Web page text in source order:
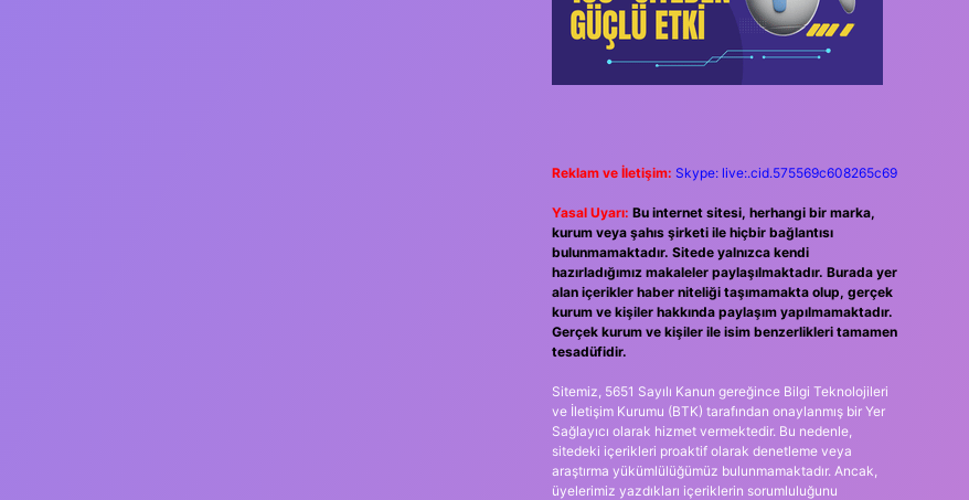
Reklam ve İletişim: Skype: live:.cid.575569c608265c69
Yasal Uyarı: Bu internet sitesi, herhangi bir marka,
kurum veya şahıs şirketi ile hiçbir bağlantısı
bulunmamaktadır. Sitede yalnızca kendi
hazırladığımız makaleler paylaşılmaktadır. Burada yer
alan içerikler haber niteliği taşımamakta olup, gerçek
kurum ve kişiler hakkında paylaşım yapılmamaktadır.
Gerçek kurum ve kişiler ile isim benzerlikleri tamamen
tesadüfidir.
Sitemiz, 5651 Sayılı Kanun gereğince Bilgi Teknolojileri
ve İletişim Kurumu (BTK) tarafından onaylanmış bir Yer
Sağlayıcı olarak hizmet vermektedir. Bu nedenle,
sitedeki içerikleri proaktif olarak denetleme veya
araştırma yükümlülüğümüz bulunmamaktadır. Ancak,
üyelerimiz yazdıkları içeriklerin sorumluluğunu